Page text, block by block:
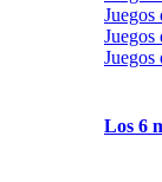
Juegos
Juegos
Juegos
Los 6